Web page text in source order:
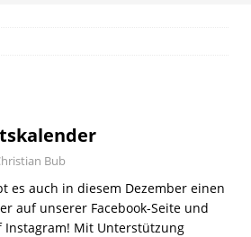
Bub
es auch in diesem Dezember einen
auf unserer Facebook-Seite und
Mit Unterstützung